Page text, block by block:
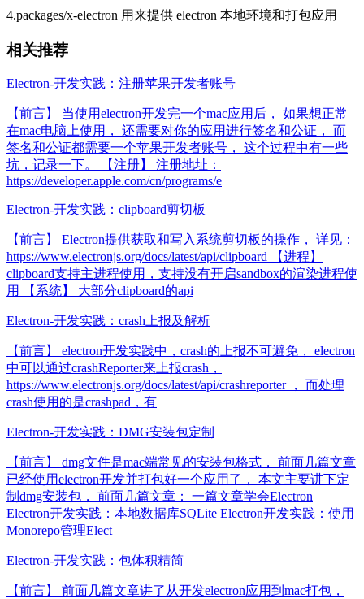
4.packages/x-electron 用来提供 electron 本地环境和打包应用
相关推荐
Electron-开发实践：注册苹果开发者账号
【前言】 当使用electron开发完一个mac应用后， 如果想正常
在mac电脑上使用， 还需要对你的应用进行签名和公证， 而
签名和公证都需要一个苹果开发者账号， 这个过程中有一些
坑，记录一下。 【注册】 注册地址：
https://developer.apple.com/cn/programs/e
Electron-开发实践：clipboard剪切板
【前言】 Electron提供获取和写入系统剪切板的操作， 详见：
https://www.electronjs.org/docs/latest/api/clipboard 【进程】
clipboard支持主进程使用，支持没有开启sandbox的渲染进程使
用 【系统】 大部分clipboard的api
Electron-开发实践：crash上报及解析
【前言】 electron开发实践中，crash的上报不可避免， electron
中可以通过crashReporter来上报crash，
https://www.electronjs.org/docs/latest/api/crashreporter ， 而处理
crash使用的是crashpad，有
Electron-开发实践：DMG安装包定制
【前言】 dmg文件是mac端常见的安装包格式， 前面几篇文章
已经使用electron开发并打包好一个应用了， 本文主要讲下定
制dmg安装包， 前面几篇文章： 一篇文章学会Electron
Electron开发实践：本地数据库SQLite Electron开发实践：使用
Monorepo管理Elect
Electron-开发实践：包体积精简
【前言】 前面几篇文章讲了从开发electron应用到mac打包，